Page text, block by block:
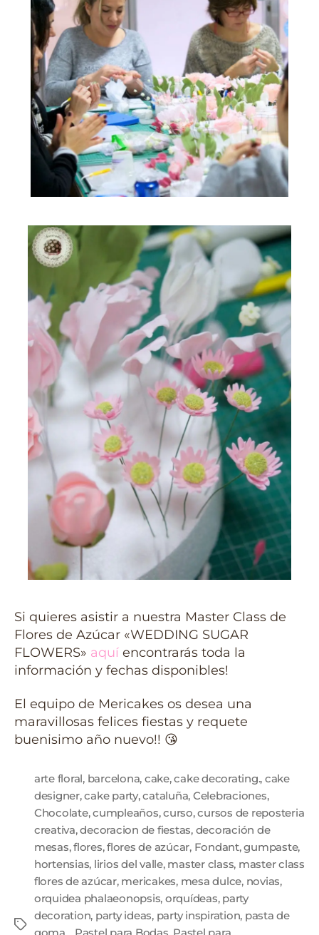
Si quieres asistir a nuestra Master Class de
Flores de Azúcar «WEDDING SUGAR
FLOWERS» aquí encontrarás toda la
información y fechas disponibles!
El equipo de Mericakes os desea una
maravillosas felices fiestas y requete
buenisimo año nuevo!! 😘
arte floral, barcelona, cake,cake decorating., cake
designer,cake party,cataluña, Celebraciones,
Chocolate,cumpleaños,curso,cursos de reposteria
creativa,decoracion de fiestas, decoración de
mesas,flores,flores de azúcar, Fondant,gumpaste,
hortensias, lirios del valle, master class, master class
flores de azúcar, mericakes, mesa dulce, novias,
orquidea phalaeonopsis, orquídeas, party
decoration, party ideas, party inspiration, pasta de